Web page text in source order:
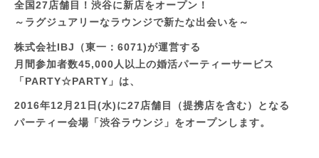
全国27店舗目！渋谷に新店をオープン！
～ラグジュアリーなラウンジで新たな出会いを～
株式会社IBJ（東一：6071)が運営する
月間参加者数45,000人以上の婚活パーティーサービス
「PARTY☆PARTY」は、
2016年12月21日(水)に27店舗目（提携店を含む）となる
パーティー会場「渋谷ラウンジ」をオープンします。